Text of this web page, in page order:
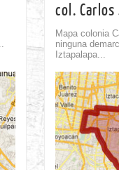
col.
Mapa colonia
ninguna
Iztapalapa...